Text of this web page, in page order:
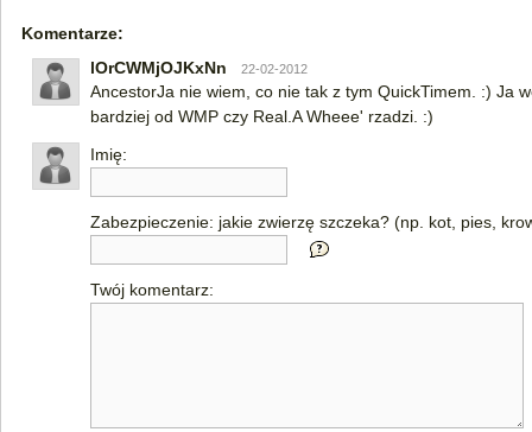
Komentarze:
lOrCWMjOJKxNn
22-02-2012
AncestorJa nie wiem, co nie tak z tym QuickTimem. :) Ja
bardziej od WMP czy Real.A Wheee' rzadzi. :)
Imię:
Zabezpieczenie: jakie zwierzę szczeka? (np. kot, pies,
Twój komentarz: